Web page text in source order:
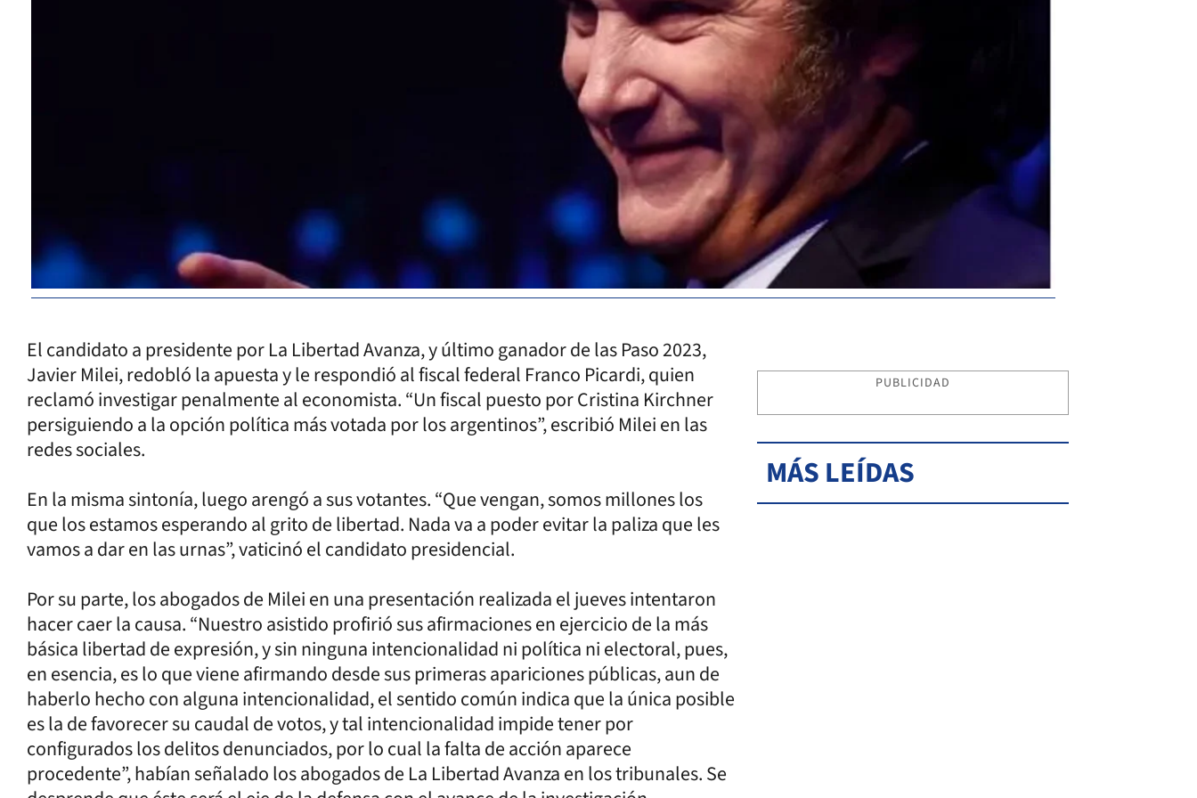
El candidato a presidente por La Libertad Avanza, y último ganador de las Paso 2023,
Javier Milei, redobló la apuesta y le respondió al fiscal federal Franco Picardi, quien
reclamó investigar penalmente al economista. “Un fiscal puesto por Cristina Kirchner
persiguiendo a la opción política más votada por los argentinos”, escribió Milei en las
redes sociales.
En la misma sintonía, luego arengó a sus votantes. “Que vengan, somos millones los
que los estamos esperando al grito de libertad. Nada va a poder evitar la paliza que les
vamos a dar en las urnas”, vaticinó el candidato presidencial.
Por su parte, los abogados de Milei en una presentación realizada el jueves intentaron
hacer caer la causa. “Nuestro asistido profirió sus afirmaciones en ejercicio de la más
básica libertad de expresión, y sin ninguna intencionalidad ni política ni electoral, pues,
en esencia, es lo que viene afirmando desde sus primeras apariciones públicas, aun de
haberlo hecho con alguna intencionalidad, el sentido común indica que la única posible
es la de favorecer su caudal de votos, y tal intencionalidad impide tener por
configurados los delitos denunciados, por lo cual la falta de acción aparece
procedente”, habían señalado los abogados de La Libertad Avanza en los tribunales. Se
PUBLICIDAD
MÁS LEÍDAS